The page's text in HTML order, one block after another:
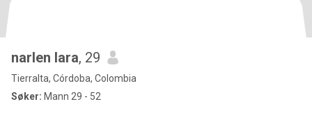
narlen lara, 29
Tierralta, Córdoba, Colombia
Søker: Mann 29 - 52